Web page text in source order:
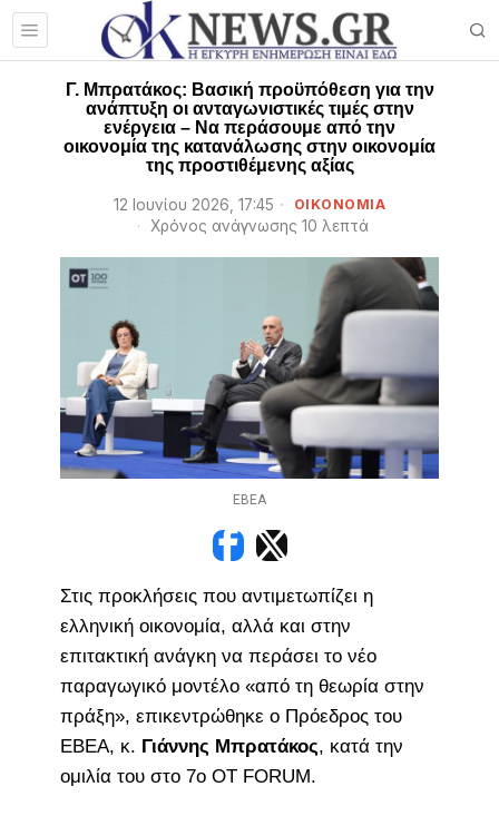
Γ. Μπρατάκος: Βασική προϋπόθεση για την
ανάπτυξη οι ανταγωνιστικές τιμές στην
ενέργεια – Να περάσουμε από την
οικονομία της κατανάλωσης στην οικονομία
της προστιθέμενης αξίας
12 Ιουνίου 2026, 17:45 ΟΙΚΟΝΟΜΙΑ
Χρόνος ανάγνωσης 10 λεπτά
ΕΒΕΑ
Στις προκλήσεις που αντιμετωπίζει η
ελληνική οικονομία, αλλά και στην
επιτακτική ανάγκη να περάσει το νέο
παραγωγικό μοντέλο «από τη θεωρία στην
πράξη», επικεντρώθηκε ο Πρόεδρος του
ΕΒΕΑ, κ. Γιάννης Μπρατάκος, κατά την
ομιλία του στο 7ο OT FORUM.